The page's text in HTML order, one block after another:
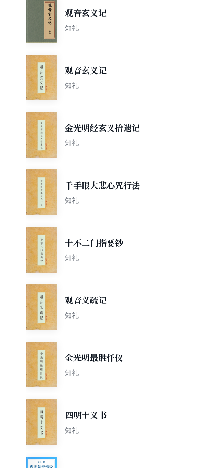
观音玄义记
知礼
观音玄义记
知礼
金光明经玄义拾遗记
知礼
千手眼大悲心咒行法
知礼
十不二门指要钞
知礼
观音义疏记
知礼
金光明最胜忏仪
知礼
四明十义书
知礼